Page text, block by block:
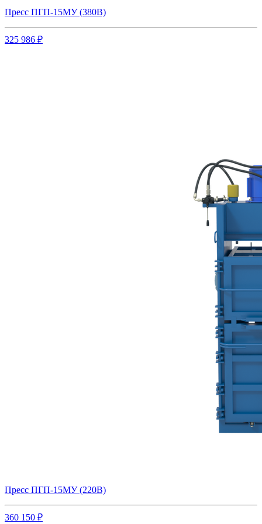
Пресс ПГП-15МУ (380В)
325 986 ₽
Пресс ПГП-15МУ (220В)
360 150 ₽